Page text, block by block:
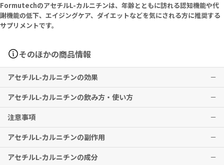
FormutechのアセチルL-カルニチンは、年齢とともに訪れる認知機能や代
謝機能の低下、エイジングケア、ダイエットなどを気にされる方に推奨する
サプリメントです。
そのほかの商品情報
アセチルL-カルニチンの効果
燃焼・代謝サポート、認知機能のサポートなどが期待できます。
※有用性には個人差がありますことを予めご了承ください。
※メーカー推奨摂取期間として3ヶ月以上の継続摂取を推奨しており
ます。
アセチルL-カルニチンの飲み方・使い方
1回1粒を目安に、1日1～3回お召し上がりください。
注意事項
本品は、多量摂取により疾病が治癒したり、より健康が増進するもの
ではありません。1日の摂取目安量を必ず守り、過剰な摂取はお控え
ください。
アセチルL-カルニチンの副作用
特に副作用は報告されておりませんが、異常を感じた際はただちに使
アセチルL-カルニチンの成分